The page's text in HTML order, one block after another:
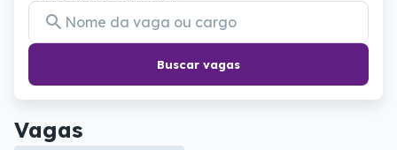
Buscar vagas
Vagas